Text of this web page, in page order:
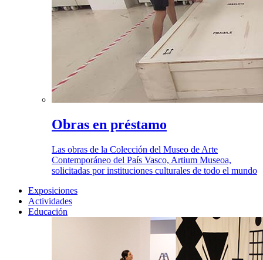
Obras en préstamo
Las obras de la Colección del Museo de Arte
Contemporáneo del País Vasco, Artium Museoa,
solicitadas por instituciones culturales de todo el mundo
Exposiciones
Actividades
Educación